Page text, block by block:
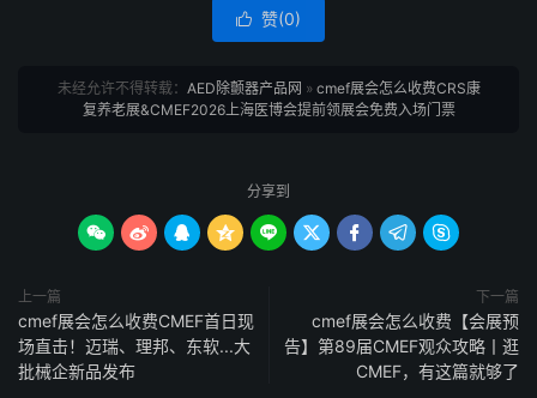
 赞(0)
未经允许不得转载： AED除颤器产品网 » cmef展会怎么收费CRS康
复养老展&CMEF2026上海医博会提前领展会免费入场门票
分享到
        
上一篇
cmef展会怎么收费CMEF首日现
场直击！迈瑞、理邦、东软...大
批械企新品发布
下一篇
cmef展会怎么收费【会展预
告】第89届CMEF观众攻略丨逛
CMEF，有这篇就够了